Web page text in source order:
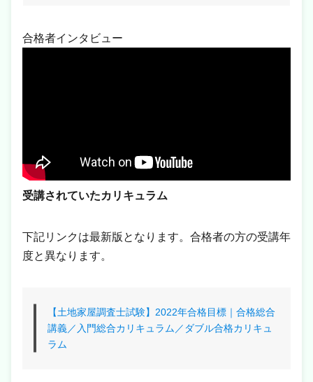
合格者インタビュー
受講されていたカリキュラム
下記リンクは最新版となります。合格者の方の受講年
度と異なります。
【土地家屋調査士試験】2022年合格目標｜合格総合
講義／入門総合カリキュラム／ダブル合格カリキュ
ラム